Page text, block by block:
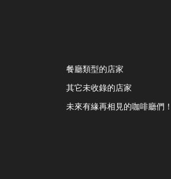
餐廳類型的店家
其它未收錄的店家
未來有緣再相見的咖啡廳們！